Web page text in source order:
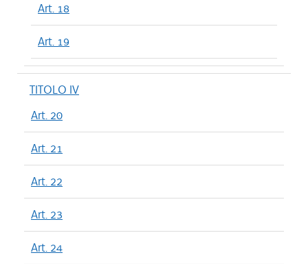
Art. 18
Art. 19
TITOLO IV
Art. 20
Art. 21
Art. 22
Art. 23
Art. 24